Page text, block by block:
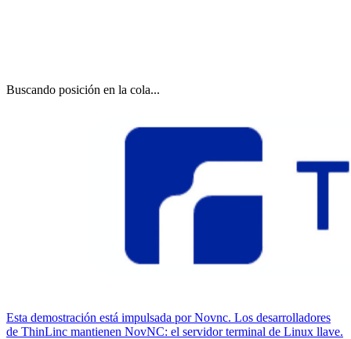
Buscando posición en la cola...
Esta demostración está impulsada por Novnc. Los desarrolladores
de ThinLinc mantienen NovNC: el servidor terminal de Linux llave.